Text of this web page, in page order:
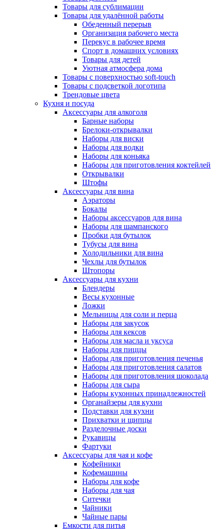
Товары для сублимации
Товары для удалённой работы
Обеденный перерыв
Организация рабочего места
Перекус в рабочее время
Спорт в домашних условиях
Товары для детей
Уютная атмосфера дома
Товары с поверхностью soft-touch
Товары с подсветкой логотипа
Трендовые цвета
Кухня и посуда
Аксессуары для алкоголя
Барные наборы
Брелоки-открывалки
Наборы для виски
Наборы для водки
Наборы для коньяка
Наборы для приготовления коктейлей
Открывалки
Штофы
Аксессуары для вина
Аэраторы
Бокалы
Наборы аксессуаров для вина
Наборы для шампанского
Пробки для бутылок
Тубусы для вина
Холодильники для вина
Чехлы для бутылок
Штопоры
Аксессуары для кухни
Блендеры
Весы кухонные
Ложки
Мельницы для соли и перца
Наборы для закусок
Наборы для кексов
Наборы для масла и уксуса
Наборы для пиццы
Наборы для приготовления печенья
Наборы для приготовления салатов
Наборы для приготовления шоколада
Наборы для сыра
Наборы кухонных принадлежностей
Органайзеры для кухни
Подставки для кухни
Прихватки и щипцы
Разделочные доски
Рукавицы
Фартуки
Аксессуары для чая и кофе
Кофейники
Кофемашины
Наборы для кофе
Наборы для чая
Ситечки
Чайники
Чайные пары
Емкости для питья